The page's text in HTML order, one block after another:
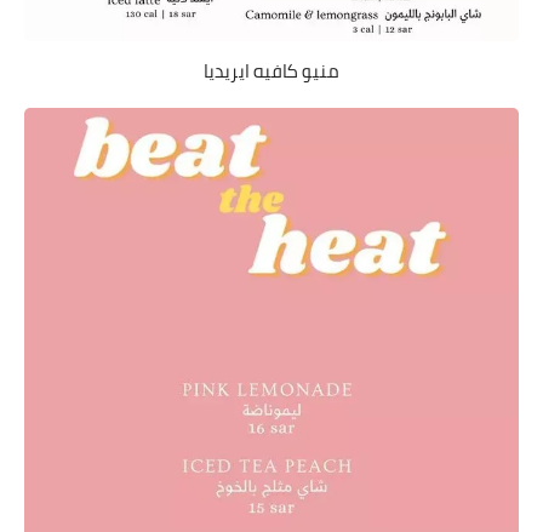
منيو كافيه ايريديا